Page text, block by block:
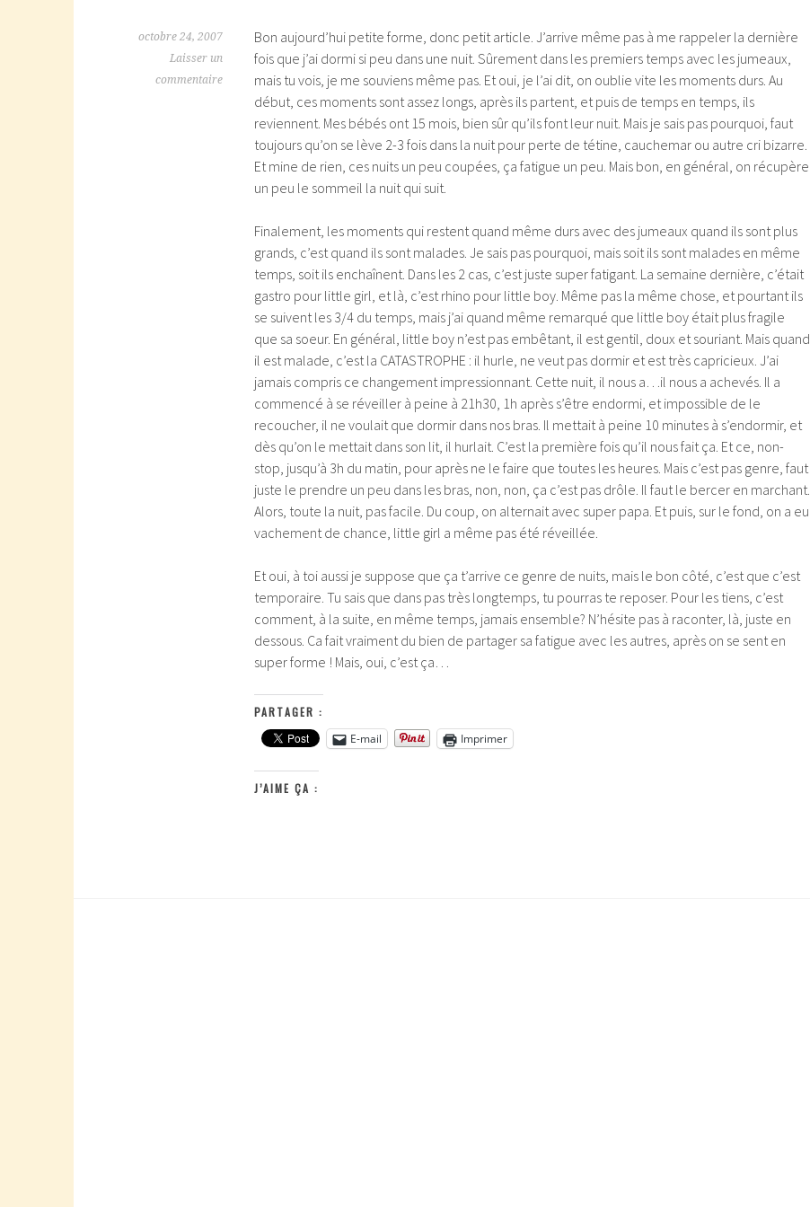
octobre 24, 2007
Laisser un
commentaire
Bon aujourd’hui petite forme, donc petit article. J’arrive même pas à me rappeler la dernière
fois que j’ai dormi si peu dans une nuit. Sûrement dans les premiers temps avec les jumeaux,
mais tu vois, je me souviens même pas. Et oui, je l’ai dit, on oublie vite les moments durs. Au
début, ces moments sont assez longs, après ils partent, et puis de temps en temps, ils
reviennent. Mes bébés ont 15 mois, bien sûr qu’ils font leur nuit. Mais je sais pas pourquoi, faut
toujours qu’on se lève 2-3 fois dans la nuit pour perte de tétine, cauchemar ou autre cri bizarre.
Et mine de rien, ces nuits un peu coupées, ça fatigue un peu. Mais bon, en général, on récupère
un peu le sommeil la nuit qui suit.
Finalement, les moments qui restent quand même durs avec des jumeaux quand ils sont plus
grands, c’est quand ils sont malades. Je sais pas pourquoi, mais soit ils sont malades en même
temps, soit ils enchaînent. Dans les 2 cas, c’est juste super fatigant. La semaine dernière, c’était
gastro pour little girl, et là, c’est rhino pour little boy. Même pas la même chose, et pourtant ils
se suivent les 3/4 du temps, mais j’ai quand même remarqué que little boy était plus fragile
que sa soeur. En général, little boy n’est pas embêtant, il est gentil, doux et souriant. Mais quand
il est malade, c’est la CATASTROPHE : il hurle, ne veut pas dormir et est très capricieux. J’ai
jamais compris ce changement impressionnant. Cette nuit, il nous a…il nous a achevés. Il a
commencé à se réveiller à peine à 21h30, 1h après s’être endormi, et impossible de le
recoucher, il ne voulait que dormir dans nos bras. Il mettait à peine 10 minutes à s’endormir, et
dès qu’on le mettait dans son lit, il hurlait. C’est la première fois qu’il nous fait ça. Et ce, non-
stop, jusqu’à 3h du matin, pour après ne le faire que toutes les heures. Mais c’est pas genre, faut
juste le prendre un peu dans les bras, non, non, ça c’est pas drôle. Il faut le bercer en marchant.
Alors, toute la nuit, pas facile. Du coup, on alternait avec super papa. Et puis, sur le fond, on a eu
vachement de chance, little girl a même pas été réveillée.
Et oui, à toi aussi je suppose que ça t’arrive ce genre de nuits, mais le bon côté, c’est que c’est
temporaire. Tu sais que dans pas très longtemps, tu pourras te reposer. Pour les tiens, c’est
comment, à la suite, en même temps, jamais ensemble? N’hésite pas à raconter, là, juste en
dessous. Ca fait vraiment du bien de partager sa fatigue avec les autres, après on se sent en
super forme ! Mais, oui, c’est ça…
PARTAGER :
E-mail
Imprimer
J’AIME ÇA :